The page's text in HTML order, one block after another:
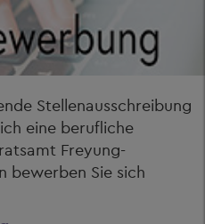
Stellenausschreibung
eine berufliche
Freyung-
bewerben Sie sich